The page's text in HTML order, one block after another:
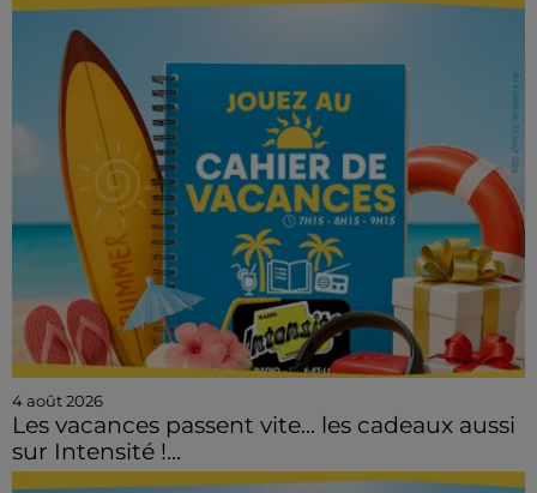
4 août 2026
Les vacances passent vite... les cadeaux aussi
sur Intensité !...